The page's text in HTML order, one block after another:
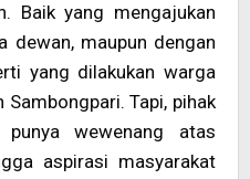
Baik yang mengajukan
dewan, maupun dengan
yang dilakukan warga
Sambongpari. Tapi, pihak
wewenang atas
aspirasi masyarakat